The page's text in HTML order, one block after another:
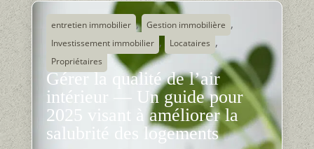
entretien immobilier , Gestion immobilière ,
Investissement immobilier , Locataires ,
Propriétaires
Gérer la qualité de l’air
intérieur — Un guide pour
2025 visant à améliorer la
salubrité des logements